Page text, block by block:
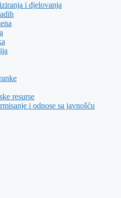
i djelovanja
resurse
i odnose sa javnošću